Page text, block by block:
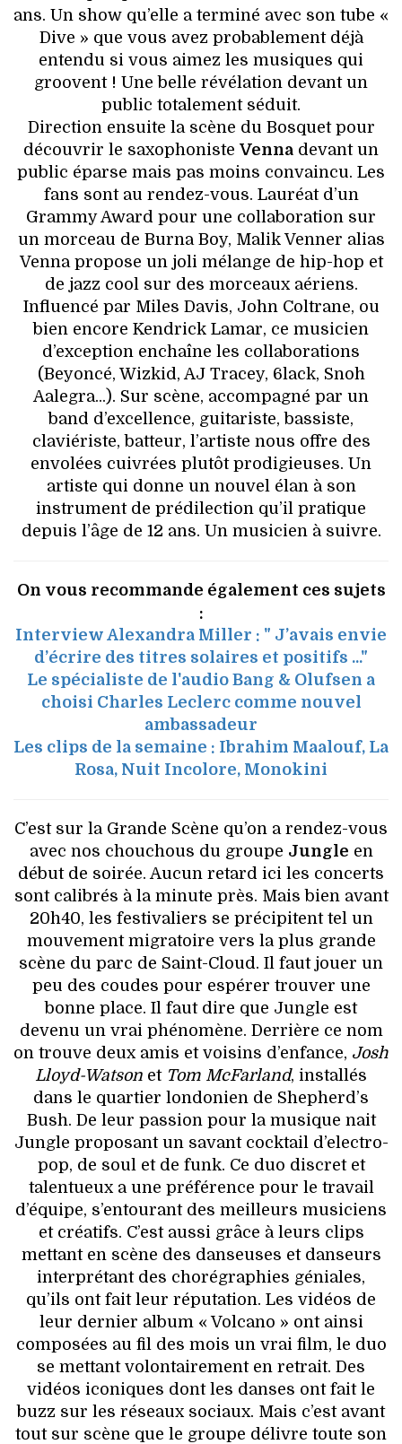
ans. Un show qu’elle a terminé avec son tube «
Dive » que vous avez probablement déjà
entendu si vous aimez les musiques qui
groovent ! Une belle révélation devant un
public totalement séduit.
Direction ensuite la scène du Bosquet pour
découvrir le saxophoniste Venna devant un
public éparse mais pas moins convaincu. Les
fans sont au rendez-vous. Lauréat d’un
Grammy Award pour une collaboration sur
un morceau de Burna Boy, Malik Venner alias
Venna propose un joli mélange de hip-hop et
de jazz cool sur des morceaux aériens.
Influencé par Miles Davis, John Coltrane, ou
bien encore Kendrick Lamar, ce musicien
d’exception enchaîne les collaborations
(Beyoncé, Wizkid, AJ Tracey, 6lack, Snoh
Aalegra...). Sur scène, accompagné par un
band d’excellence, guitariste, bassiste,
claviériste, batteur, l’artiste nous offre des
envolées cuivrées plutôt prodigieuses. Un
artiste qui donne un nouvel élan à son
instrument de prédilection qu’il pratique
depuis l’âge de 12 ans. Un musicien à suivre.
On vous recommande également ces sujets
:
Interview Alexandra Miller : " J’avais envie
d’écrire des titres solaires et positifs ..."
Le spécialiste de l'audio Bang & Olufsen a
choisi Charles Leclerc comme nouvel
ambassadeur
Les clips de la semaine : Ibrahim Maalouf, La
Rosa, Nuit Incolore, Monokini
C’est sur la Grande Scène qu’on a rendez-vous
avec nos chouchous du groupe Jungle en
début de soirée. Aucun retard ici les concerts
sont calibrés à la minute près. Mais bien avant
20h40, les festivaliers se précipitent tel un
mouvement migratoire vers la plus grande
scène du parc de Saint-Cloud. Il faut jouer un
peu des coudes pour espérer trouver une
bonne place. Il faut dire que Jungle est
devenu un vrai phénomène. Derrière ce nom
on trouve deux amis et voisins d’enfance, Josh
Lloyd-Watson et Tom McFarland, installés
dans le quartier londonien de Shepherd’s
Bush. De leur passion pour la musique nait
Jungle proposant un savant cocktail d’electro-
pop, de soul et de funk. Ce duo discret et
talentueux a une préférence pour le travail
d’équipe, s’entourant des meilleurs musiciens
et créatifs. C’est aussi grâce à leurs clips
mettant en scène des danseuses et danseurs
interprétant des chorégraphies géniales,
qu’ils ont fait leur réputation. Les vidéos de
leur dernier album « Volcano » ont ainsi
composées au fil des mois un vrai film, le duo
se mettant volontairement en retrait. Des
vidéos iconiques dont les danses ont fait le
buzz sur les réseaux sociaux. Mais c’est avant
tout sur scène que le groupe délivre toute son